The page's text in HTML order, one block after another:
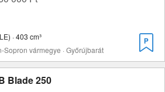
· 403 cm³
Sopron vármegye · Győrújbarát
Blade 250